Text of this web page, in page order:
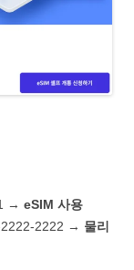
→ eSIM 사용
2222 → 물리